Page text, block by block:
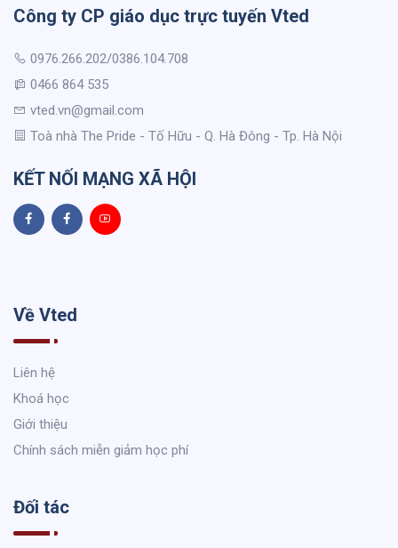
Công ty CP giáo dục trực tuyến Vted
0976.266.202/0386.104.708
0466 864 535
vted.vn@gmail.com
Toà nhà The Pride - Tố Hữu - Q. Hà Đông - Tp. Hà Nội
KẾT NỐI MẠNG XÃ HỘI
Về Vted
Liên hệ
Khoá học
Giới thiệu
Chính sách miễn giảm học phí
Đối tác